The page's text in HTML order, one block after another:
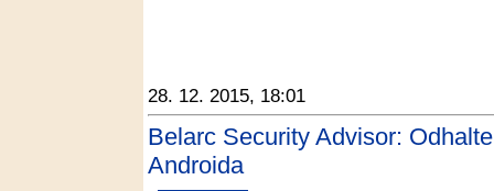
28. 12. 2015, 18:01
Belarc Security Advisor:
Androida